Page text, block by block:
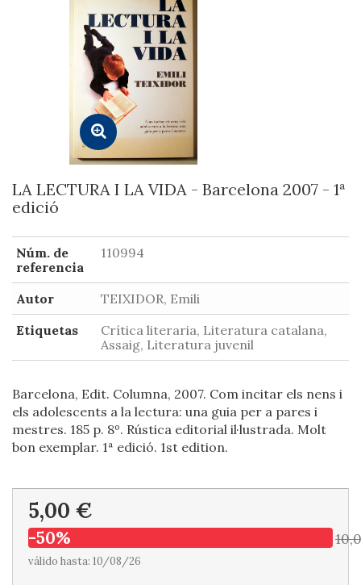
LA LECTURA I LA VIDA - Barcelona 2007 - 1ª
edició
Núm. de
referencia
110994
Autor
TEIXIDOR, Emili
Etiquetas
Crítica literaria, Literatura catalana,
Assaig, Literatura juvenil
Barcelona, Edit. Columna, 2007. Com incitar els nens i
els adolescents a la lectura: una guia per a pares i
mestres. 185 p. 8º. Rústica editorial il·lustrada. Molt
bon exemplar. 1ª edició. 1st edition.
5,00 €
-50%
válido hasta: 10/08/26